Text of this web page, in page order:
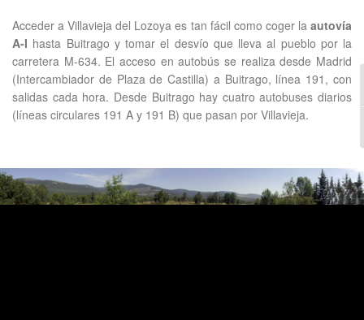
Acceder a Villavieja del Lozoya es tan fácil como coger la autovía
A-I hasta Buitrago y tomar el desvío que lleva al pueblo por la
carretera M-634. El acceso en autobús se realiza desde Madrid
(Intercambiador de Plaza de Castilla) a Buitrago, línea 191, con
salidas cada hora. Desde Buitrago hay cuatro autobuses diarios
(líneas circulares 191 A y 191 B) que pasan por Villavieja.